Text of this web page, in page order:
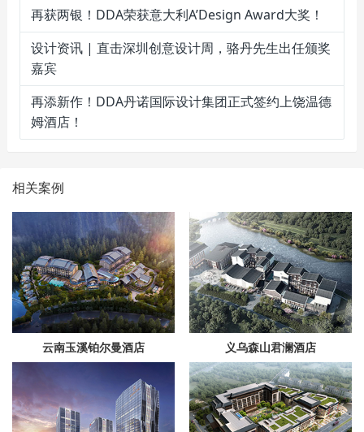
再获两银！DDA荣获意大利A’Design Award大奖！
设计资讯 | 直击深圳创意设计周，骆丹先生出任颁奖
嘉宾
再添新作！DDA丹诺国际设计集团正式签约上饶温德
姆酒店！
相关案例
云南玉溪铂尔曼酒店 义乌森山君澜酒店